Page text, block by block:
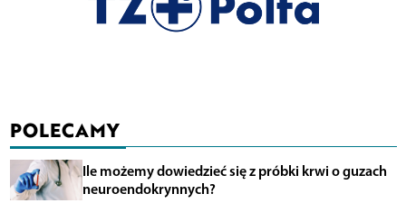
POLECAMY
Ile możemy dowiedzieć się z próbki krwi o guzach
neuroendokrynnych?